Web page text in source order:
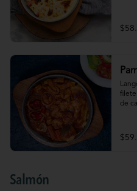
filete
de
Salmón